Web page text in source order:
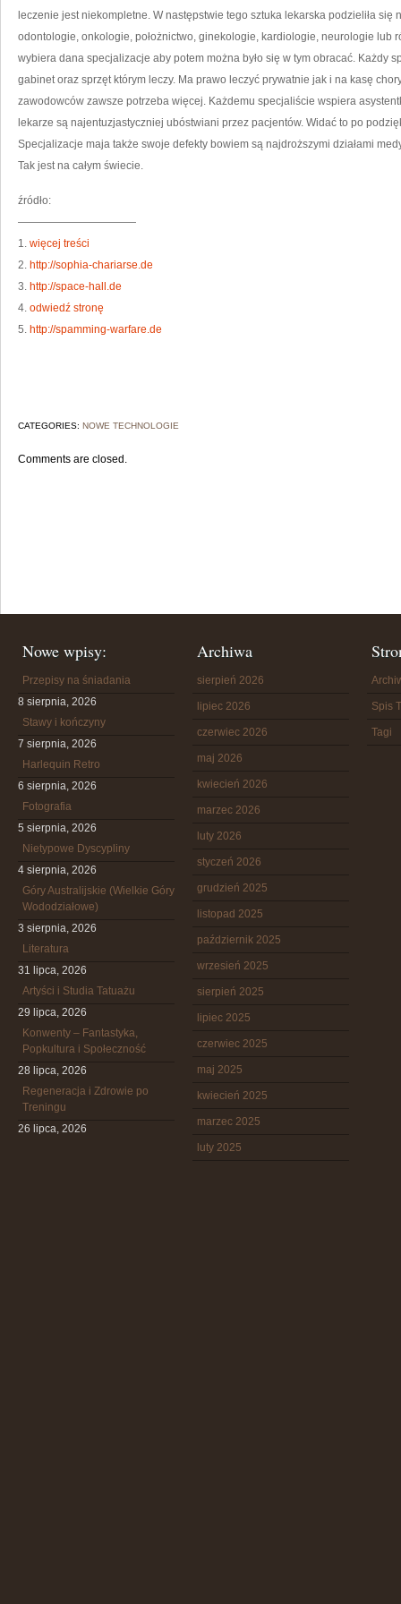
NA
leczenie jest niekompletne. W następstwie tego sztuka lekarska podzieliła się
odontologie, onkologie, położnictwo, ginekologie, kardiologie, neurologie lub
wybiera dana specjalizacje aby potem można było się w tym obracać. Każdy
gabinet oraz sprzęt którym leczy. Ma prawo leczyć prywatnie jak i na kasę
zawodowców zawsze potrzeba więcej. Każdemu specjaliście wspiera
lekarze są najentuzjastyczniej ubóstwiani przez pacjentów. Widać to po
Specjalizacje maja także swoje defekty bowiem są najdroższymi działami
Tak jest na całym świecie.
źródło:
———————————
1. więcej treści
2. http://sophia-chariarse.de
3. http://space-hall.de
4. odwiedź stronę
5. http://spamming-warfare.de
CATEGORIES: NOWE TECHNOLOGIE
Comments are closed.
Nowe wpisy:
Przepisy na śniadania
8 sierpnia, 2026
Stawy i kończyny
7 sierpnia, 2026
Harlequin Retro
6 sierpnia, 2026
Fotografia
5 sierpnia, 2026
Nietypowe Dyscypliny
4 sierpnia, 2026
Góry Australijskie (Wielkie Góry
Wododziałowe)
3 sierpnia, 2026
Literatura
31 lipca, 2026
Artyści i Studia Tatuażu
29 lipca, 2026
Konwenty – Fantastyka,
Popkultura i Społeczność
28 lipca, 2026
Regeneracja i Zdrowie po
Treningu
26 lipca, 2026
Archiwa
sierpień 2026
lipiec 2026
czerwiec 2026
maj 2026
kwiecień 2026
marzec 2026
luty 2026
styczeń 2026
grudzień 2025
listopad 2025
październik 2025
wrzesień 2025
sierpień 2025
lipiec 2025
czerwiec 2025
maj 2025
kwiecień 2025
marzec 2025
luty 2025
Spis
Tagi